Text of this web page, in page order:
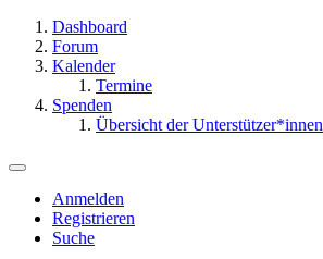
Dashboard
Forum
Kalender
Termine
Spenden
Übersicht der Unterstützer*innen
Anmelden
Registrieren
Suche